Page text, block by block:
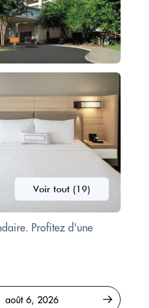
Voir tout (19)
Profitez d'une